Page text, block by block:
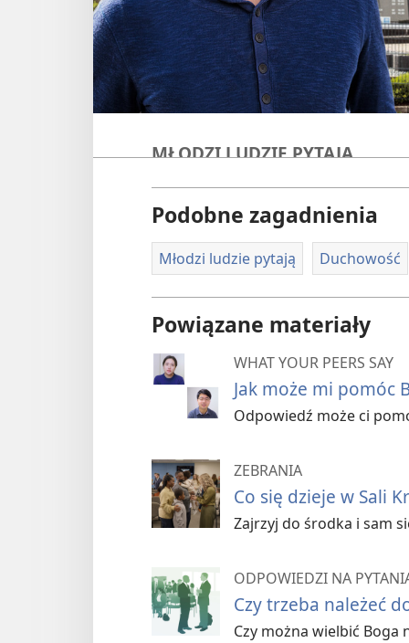
MŁODZI LUDZIE PYTAJĄ
Dlaczego warto
Sali Królestwa?
Świadkowie Jehowy dwa razy
wielbienia Boga zwanym Salą
możesz odnieść z tych spotkań?
Co się dzieje w Sali Królestwa?
Dlaczego warto chodzić na
Co mówią twoi rówieśnicy
Co dzieje się w Sali
praktyczną wiedzę z Biblii.
poznać prawdę o Bogu,
Podobne zagadnienia
Młodzi ludzie pytają Duchowość
Powiązane materiały
WHAT YOUR PEERS SAY
Jak może mi pomóc
Odpowiedź może ci
ZEBRANIA
Co się dzieje w Sali
Zajrzyj do środka i sam
ODPOWIEDZI NA
Czy trzeba należeć
Czy można wielbić Boga